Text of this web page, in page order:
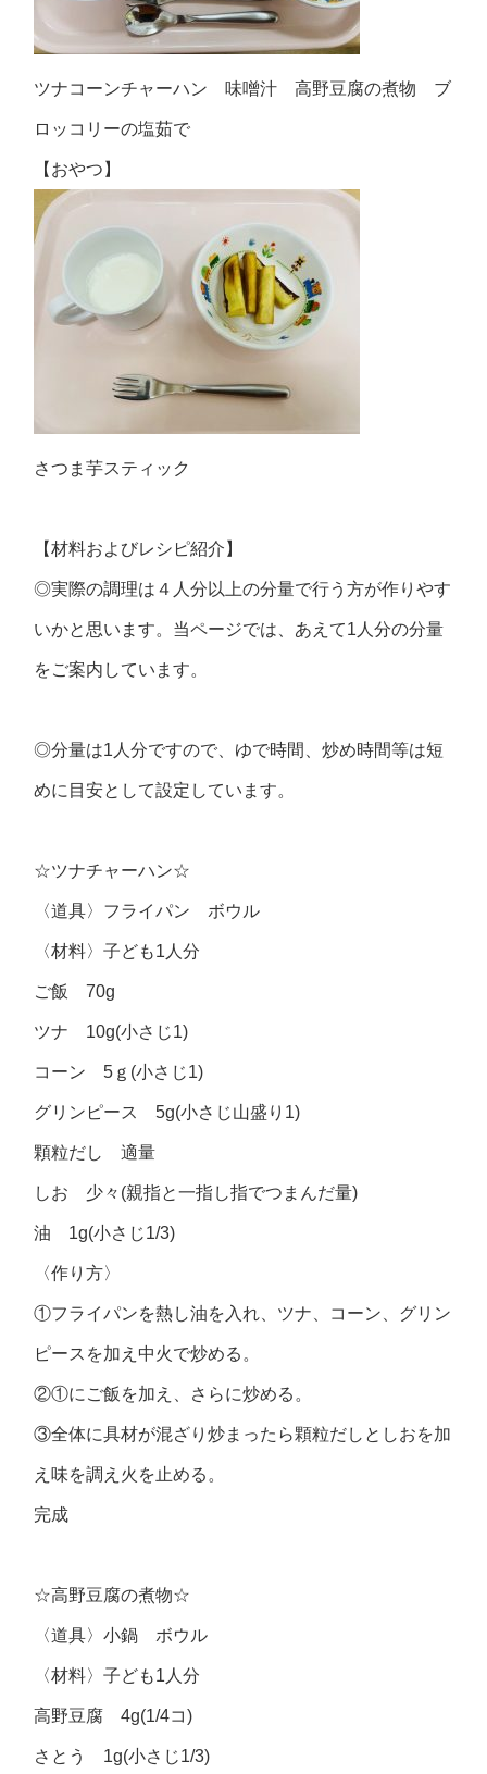
ツナコーンチャーハン 味噌汁 高野豆腐の煮物 ブ
ロッコリーの塩茹で
【おやつ】
さつま芋スティック
【材料およびレシピ紹介】
◎実際の調理は４人分以上の分量で行う方が作りやす
いかと思います。当ページでは、あえて1人分の分量
をご案内しています。
◎分量は1人分ですので、ゆで時間、炒め時間等は短
めに目安として設定しています。
☆ツナチャーハン☆
〈道具〉フライパン ボウル
〈材料〉子ども1人分
ご飯 70g
ツナ 10g(小さじ1)
コーン 5ｇ(小さじ1)
グリンピース 5g(小さじ山盛り1)
顆粒だし 適量
しお 少々(親指と一指し指でつまんだ量)
油 1g(小さじ1/3)
〈作り方〉
①フライパンを熱し油を入れ、ツナ、コーン、グリン
ピースを加え中火で炒める。
②①にご飯を加え、さらに炒める。
③全体に具材が混ざり炒まったら顆粒だしとしおを加
え味を調え火を止める。
完成
☆高野豆腐の煮物☆
〈道具〉小鍋 ボウル
〈材料〉子ども1人分
高野豆腐 4g(1/4コ)
さとう 1g(小さじ1/3)